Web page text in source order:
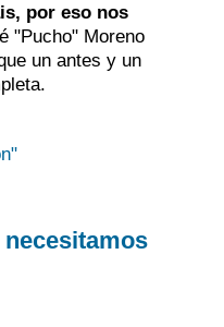
por eso nos
"Pucho" Moreno
un antes y un